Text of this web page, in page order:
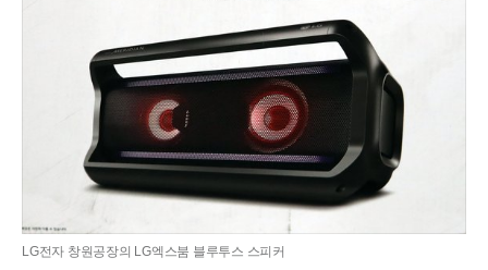
LG전자 창원공장의 LG엑스붐 블루투스 스피커